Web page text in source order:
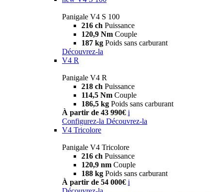
Panigale V4 S 100
216 ch Puissance
120,9 Nm Couple
187 kg Poids sans carburant
Découvrez-la
V4 R
Panigale V4 R
218 ch Puissance
114,5 Nm Couple
186,5 kg Poids sans carburant
À partir de 43 990€ i
Configurez-la Découvrez-la
V4 Tricolore
Panigale V4 Tricolore
216 ch Puissance
120,9 nm Couple
188 kg Poids sans carburant
À partir de 54 000€ i